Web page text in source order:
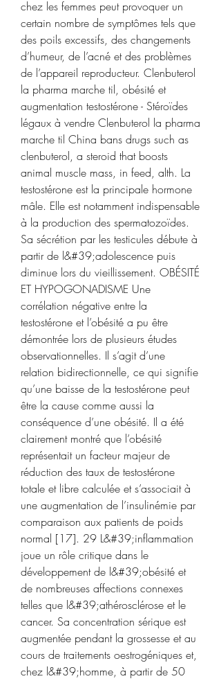
chez les femmes peut provoquer un
certain nombre de symptômes tels que
des poils excessifs, des changements
d’humeur, de l’acné et des problèmes
de l’appareil reproducteur. Clenbuterol
la pharma marche til, obésité et
augmentation testostérone - Stéroïdes
légaux à vendre Clenbuterol la pharma
marche til China bans drugs such as
clenbuterol, a steroid that boosts
animal muscle mass, in feed, alth. La
testostérone est la principale hormone
mâle. Elle est notamment indispensable
à la production des spermatozoïdes.
Sa sécrétion par les testicules débute à
partir de l&#39;adolescence puis
diminue lors du vieillissement. OBÉSITÉ
ET HYPOGONADISME Une
corrélation négative entre la
testostérone et l’obésité a pu être
démontrée lors de plusieurs études
observationnelles. Il s’agit d’une
relation bidirectionnelle, ce qui signifie
qu’une baisse de la testostérone peut
être la cause comme aussi la
conséquence d’une obésité. Il a été
clairement montré que l’obésité
représentait un facteur majeur de
réduction des taux de testostérone
totale et libre calculée et s’associait à
une augmentation de l’insulinémie par
comparaison aux patients de poids
normal [17]. 29 L&#39;inflammation
joue un rôle critique dans le
développement de l&#39;obésité et
de nombreuses affections connexes
telles que l&#39;athérosclérose et le
cancer. Sa concentration sérique est
augmentée pendant la grossesse et au
cours de traitements oestrogéniques et,
chez l&#39;homme, à partir de 50